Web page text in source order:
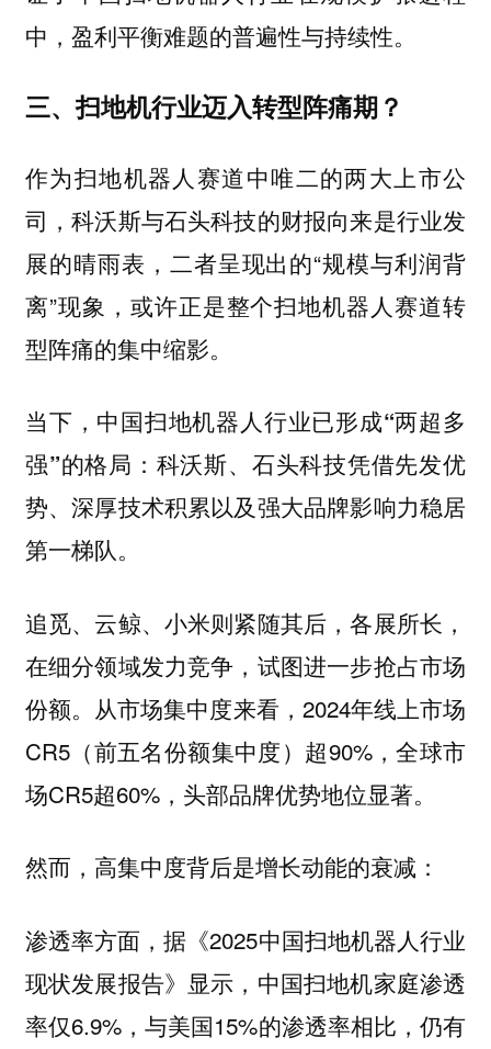
中，盈利平衡难题的普遍性与持续性。
三、扫地机行业迈入转型阵痛期？
作为扫地机器人赛道中唯二的两大上市公
司，科沃斯与石头科技的财报向来是行业发
展的晴雨表，二者呈现出的“规模与利润背
离”现象，或许正是整个扫地机器人赛道转
型阵痛的集中缩影。
当下，中国扫地机器人行业已形成“两超多
强”的格局： 科沃斯、石头科技凭借先发优
势、深厚技术积累以及强大品牌影响力稳居
第一梯队。
追觅、云鲸、小米则紧随其后，各展所长，
在细分领域发力竞争，试图进一步抢占市场
份额。从市场集中度来看，2024年线上市场
CR5（前五名份额集中度）超90%，全球市
场CR5超60%，头部品牌优势地位显著。
然而，高集中度背后是增长动能的衰减：
渗透率方面 ，据《2025中国扫地机器人行业
现状发展报告》显示，中国扫地机家庭渗透
率仅6.9%，与美国15%的渗透率相比，仍有